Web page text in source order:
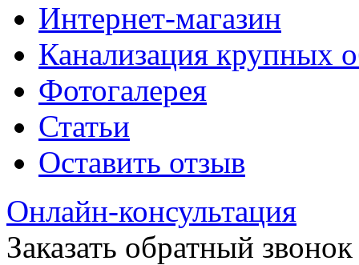
Интернет-магазин
Канализация крупных
Фотогалерея
Статьи
Оставить отзыв
Онлайн-консультация
Заказать обратный звонок